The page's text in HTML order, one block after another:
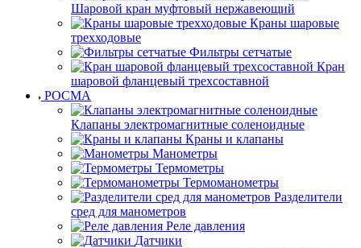
Шаровой кран муфтовый нержавеющий
Краны шаровые
трехходовые
Фильтры сетчатые
Кран
шаровой фланцевый трехсоставной
РОСМА
Клапаны электромагнитные соленоидные
Краны и клапаны
Манометры
Термометры
Термоманометры
Разделители
сред для манометров
Реле давления
Датчики